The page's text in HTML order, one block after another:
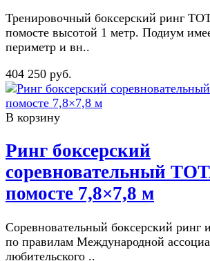
Тренировочный боксерский ринг
помосте высотой 1 метр. Подиум
периметр и вн..
404 250 руб.
В корзину
Ринг боксерский
соревновательный
помосте 7,8×7,8 м
Соревновательный боксерский ринг
по правилам Международной
любительского ..